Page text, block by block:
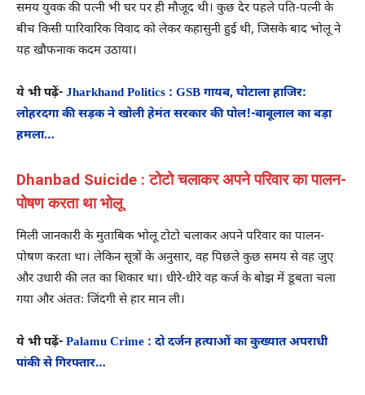
समय युवक की पत्नी भी घर पर ही मौजूद थी। कुछ देर पहले पति-पत्नी के
बीच किसी पारिवारिक विवाद को लेकर कहासुनी हुई थी, जिसके बाद भोलू ने
यह खौफनाक कदम उठाया।
ये भी पढ़ें- Jharkhand Politics : GSB गायब, घोटाला हाजिर:
लोहरदगा की सड़क ने खोली हेमंत सरकार की पोल!-बाबूलाल का बड़ा
हमला…
Dhanbad Suicide : टोटो चलाकर अपने परिवार का पालन-
पोषण करता था भोलू
मिली जानकारी के मुताबिक भोलू टोटो चलाकर अपने परिवार का पालन-
पोषण करता था। लेकिन सूत्रों के अनुसार, वह पिछले कुछ समय से वह जुए
और उधारी की लत का शिकार था। धीरे-धीरे वह कर्ज के बोझ में डूबता चला
गया और अंततः जिंदगी से हार मान ली।
ये भी पढ़ें- Palamu Crime : दो दर्जन हत्याओं का कुख्यात अपराधी
पांकी से गिरफ्तार…